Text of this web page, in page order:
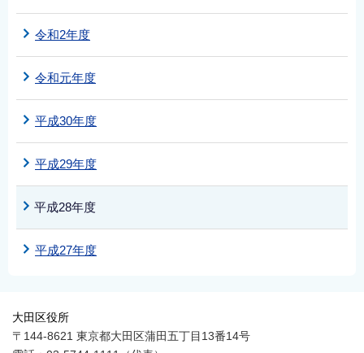
令和2年度
令和元年度
平成30年度
平成29年度
平成28年度
平成27年度
大田区役所
〒144-8621 東京都大田区蒲田五丁目13番14号
简体中文
繁體中文
한국어
नेपाली
Filipino